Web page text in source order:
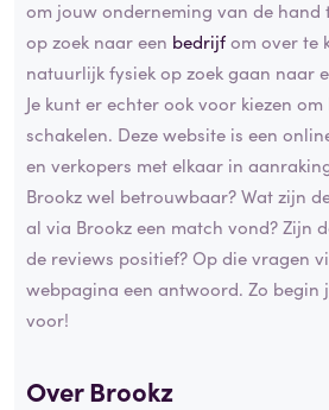
om jouw onderneming van de hand
op zoek naar een bedrijfom over te
natuurlijk fysiek op zoek gaan naar
Je kunt er echter ook voor kiezen
schakelen. Deze website is een
en verkopers met elkaar in
Brookz wel betrouwbaar? Wat zijn
al via Brookz een match vond? Zijn
de reviews positief? Op die vragen
webpagina een antwoord. Zo begin
voor!
Over Brookz